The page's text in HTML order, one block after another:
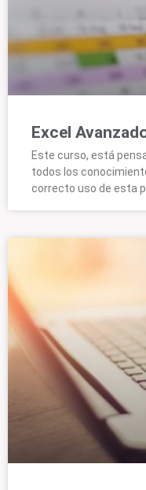
Excel
Este curso, está
todos los
correcto uso de esta